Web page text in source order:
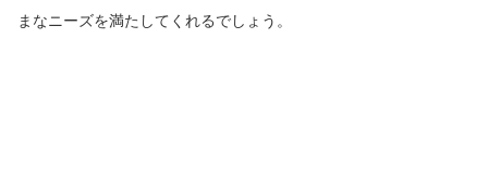
まなニーズを満たしてくれるでしょう。